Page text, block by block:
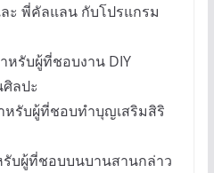
ะ พี่คัลแลน กับโปรแกรม
หรับผู้ที่ชอบงาน DIY
ลปะ
หรับผู้ที่ชอบทำบุญเสริมสิริ
รับผู้ที่ชอบบนบานสานกล่าว